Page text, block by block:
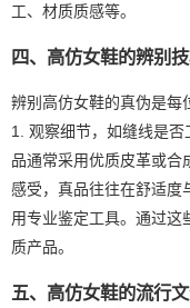
工、材质质感等。
四、高仿女鞋的辨别
辨别高仿女鞋的真伪是每
1. 观察细节，如缝线是
品通常采用优质皮革或合
感受，真品往往在舒适度
用专业鉴定工具。通过这
质产品。
五、高仿女鞋的流行